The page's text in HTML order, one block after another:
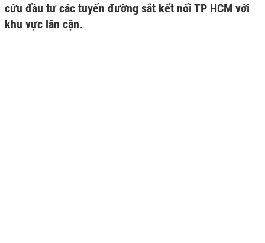
cứu đầu tư các tuyến đường sắt kết nối TP HCM với
khu vực lân cận.